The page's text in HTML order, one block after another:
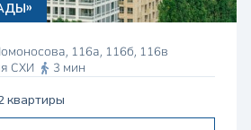
116а, 116б, 116в
СХИ
3 мин
квартиры